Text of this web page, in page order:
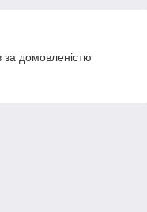
домовленістю